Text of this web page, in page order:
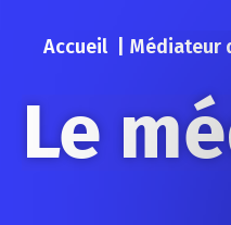
Accueil Médiateur
Le